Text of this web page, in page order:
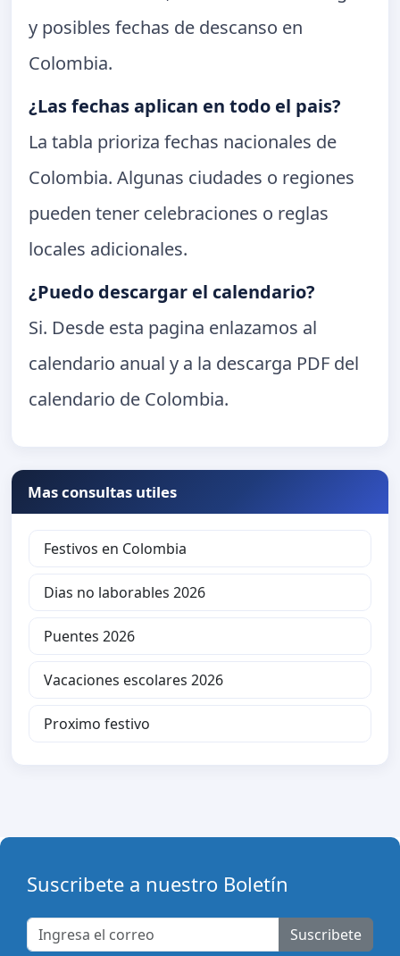
y posibles fechas de descanso en
Colombia.
¿Las fechas aplican en todo el pais?
La tabla prioriza fechas nacionales de
Colombia. Algunas ciudades o regiones
pueden tener celebraciones o reglas
locales adicionales.
¿Puedo descargar el calendario?
Si. Desde esta pagina enlazamos al
calendario anual y a la descarga PDF del
calendario de Colombia.
Mas consultas utiles
Festivos en Colombia
Dias no laborables 2026
Puentes 2026
Vacaciones escolares 2026
Proximo festivo
Suscribete a nuestro Boletín
Suscribete